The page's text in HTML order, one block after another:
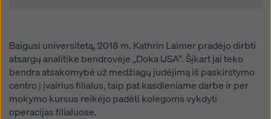
Baigusi universitetą, 2018 m. Kathrin Laimer pradėjo dirbti
atsargų analitike bendrovėje „Doka USA“. Šįkart jai teko
bendra atsakomybė už medžiagų judėjimą iš paskirstymo
centro į įvairius filialus, taip pat kasdieniame darbe ir per
mokymo kursus reikėjo padėti kolegoms vykdyti
operacijas filialuose.